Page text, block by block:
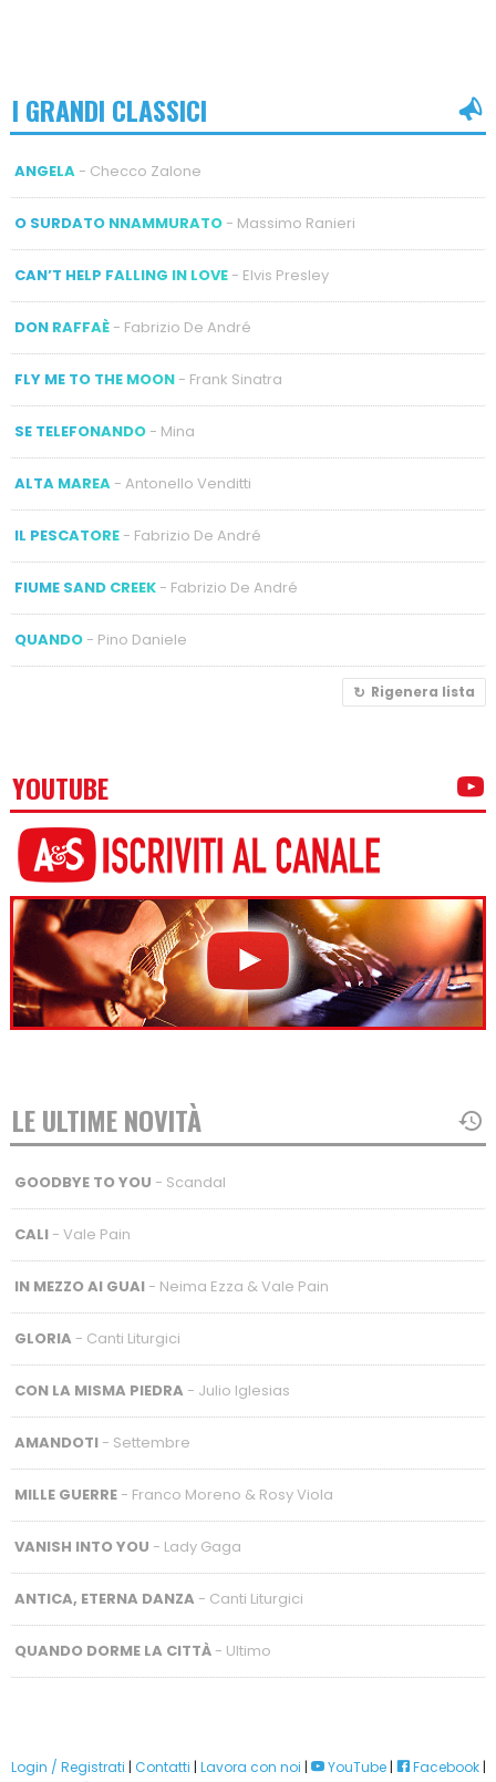
I GRANDI CLASSICI
ANGELA- Checco Zalone
O SURDATO NNAMMURATO- Massimo Ranieri
CAN’T HELP FALLING IN LOVE- Elvis Presley
DON RAFFAÈ- Fabrizio De André
FLY ME TO THE MOON- Frank Sinatra
SE TELEFONANDO- Mina
ALTA MAREA- Antonello Venditti
IL PESCATORE- Fabrizio De André
FIUME SAND CREEK- Fabrizio De André
QUANDO- Pino Daniele
Rigenera lista
YOUTUBE
LE ULTIME NOVITÀ
GOODBYE TO YOU - Scandal
CALI- Vale Pain
IN MEZZO AI GUAI- Neima Ezza & Vale Pain
GLORIA - Canti Liturgici
CON LA MISMA PIEDRA - Julio Iglesias
AMANDOTI- Settembre
MILLE GUERRE- Franco Moreno & Rosy Viola
VANISH INTO YOU - Lady Gaga
ANTICA, ETERNA DANZA - Canti Liturgici
QUANDO DORME LA CITTÀ- Ultimo
Login / Registrati | Contatti | Lavora con noi | YouTube| Facebook|